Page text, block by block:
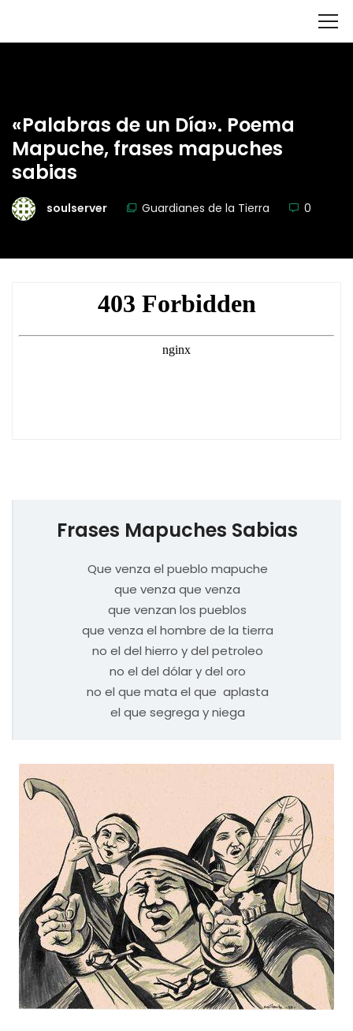
«Palabras de un Día». Poema
Mapuche, frases mapuches
sabias
soulserver Guardianes de la Tierra 0
Frases Mapuches Sabias
Que venza el pueblo mapuche
que venza que venza
que venzan los pueblos
que venza el hombre de la tierra
no el del hierro y del petroleo
no el del dólar y del oro
no el que mata el que aplasta
el que segrega y niega